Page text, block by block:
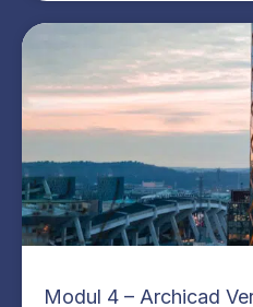
Modul 4 – Archicad